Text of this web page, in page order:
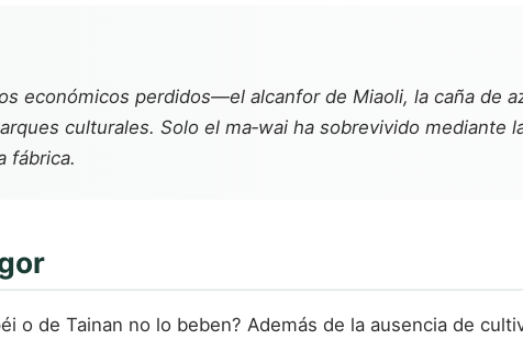
económicos perdidos—el alcanfor de Miaoli, la caña de
culturales. Solo el ma‑wai ha sobrevivido mediante
fábrica.
o de Tainan no lo beben? Además de la ausencia de